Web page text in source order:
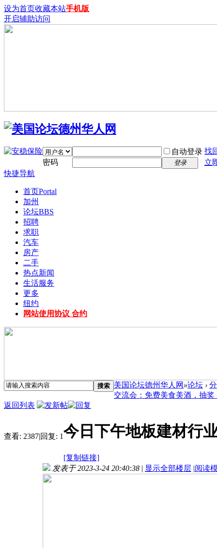
设为首页收藏本站手机版
开启辅助访问
自动登录 找
密码
登录
立
快捷导航
首页Portal
加州
论坛BBS
招聘
求职
汽车
房产
二手
热点新闻
生活服务
更多
纽约
网站使用协议 合约
搜索 美国论坛德州华人网 »论坛 ›
交流会：免费美食美酒，抽奖
返回列表
查看: 2387|回复: 1今日下午地板建材行
[复制链接]
发表于 2023-3-24 20:40:38 | 显示全部楼层 |阅读